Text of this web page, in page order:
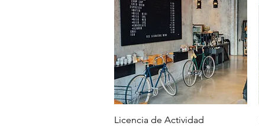
Vista rápida
Licencia de Actividad